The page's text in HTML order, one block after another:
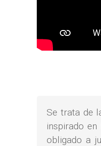
Se trata de
inspirado
obligado a